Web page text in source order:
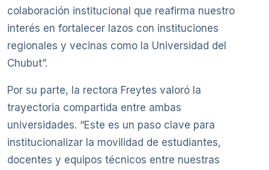
colaboración institucional que reafirma nuestro
interés en fortalecer lazos con instituciones
regionales y vecinas como la Universidad del
Chubut”.
Por su parte, la rectora Freytes valoró la
trayectoria compartida entre ambas
universidades. “Este es un paso clave para
institucionalizar la movilidad de estudiantes,
docentes y equipos técnicos entre nuestras